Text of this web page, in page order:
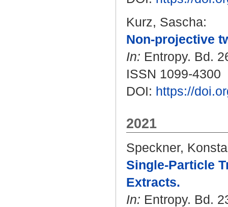
Kurz, Sascha:
Non-projective
In: Entropy. Bd.
ISSN 1099-4300
DOI: https://
2021
Speckner,
Single-Particle
Extracts.
In: Entropy. Bd.